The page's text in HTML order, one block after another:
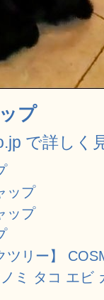
プ
で詳しく
ップ
ップ
ツリー】
ミ タコ エビ